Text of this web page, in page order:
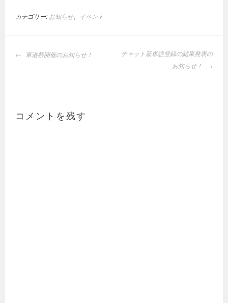
カテゴリー: お知らせ、 イベント
投
ー
軍港祭開催のお知らせ！
チャット新単語登録の結果発表の
お知らせ！
コメントを残す